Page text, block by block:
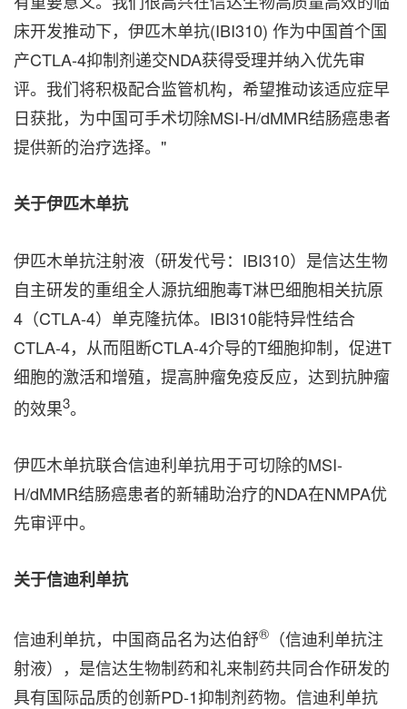
床开发推动下，伊匹木单抗(IBI310) 作为中国首个国
产CTLA-4抑制剂递交NDA获得受理并纳入优先审
评。我们将积极配合监管机构，希望推动该适应症早
日获批，为中国可手术切除MSI-H/dMMR结肠癌患者
提供新的治疗选择。"
关于伊匹木单抗
伊匹木单抗注射液（研发代号：IBI310）是信达生物
自主研发的重组全人源抗细胞毒T淋巴细胞相关抗原
4（CTLA-4）单克隆抗体。IBI310能特异性结合
CTLA-4，从而阻断CTLA-4介导的T细胞抑制，促进T
细胞的激活和增殖，提高肿瘤免疫反应，达到抗肿瘤
的效果3。
伊匹木单抗联合信迪利单抗用于可切除的MSI-
H/dMMR结肠癌患者的新辅助治疗的NDA在NMPA优
先审评中。
关于信迪利单抗
信迪利单抗，中国商品名为达伯舒® （信迪利单抗注
射液），是信达生物制药和礼来制药共同合作研发的
具有国际品质的创新PD-1抑制剂药物。信迪利单抗